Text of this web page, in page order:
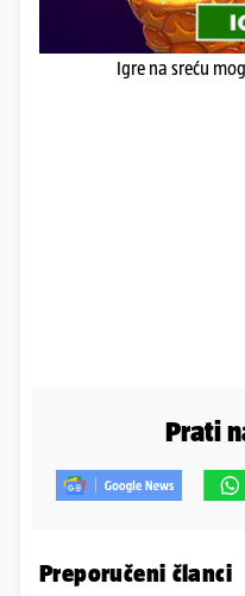
Igre na sreću
Prati
Preporučeni članci